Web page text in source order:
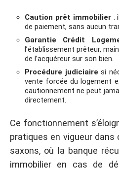
Caution prêt immobilier:
de paiement, sans aucun
Garantie Crédit
l’établissement prêteur,
de l’acquéreur sur son bien.
Procédure judiciaire si
vente forcée du logement
cautionnement ne peut
directement.
Ce fonctionnement
pratiques en vigueur dans
saxons, où la banque
immobilier en cas de